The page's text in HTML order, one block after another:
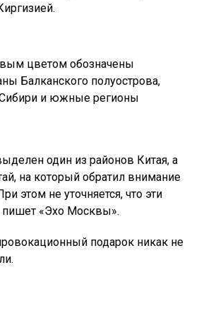
цветом обозначены
Балканского полуострова,
и южные регионы
один из районов Китая, а
на который обратил внимание
этом не уточняется, что эти
пишет «Эхо Москвы».
подарок никак не